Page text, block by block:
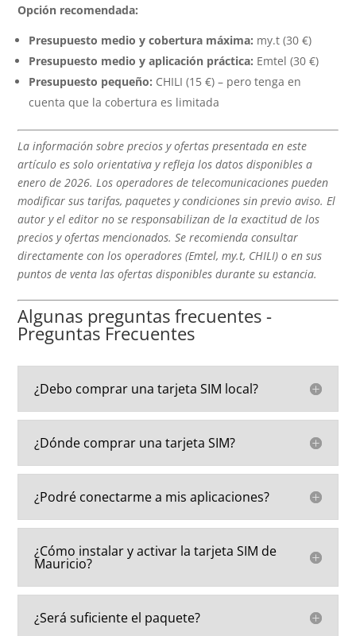
Opción recomendada:
Presupuesto medio y cobertura máxima: my.t (30 €)
Presupuesto medio y aplicación práctica: Emtel (30 €)
Presupuesto pequeño: CHILI (15 €) – pero tenga en
cuenta que la cobertura es limitada
La información sobre precios y ofertas presentada en este
artículo es solo orientativa y refleja los datos disponibles a
enero de 2026. Los operadores de telecomunicaciones pueden
modificar sus tarifas, paquetes y condiciones sin previo aviso. El
autor y el editor no se responsabilizan de la exactitud de los
precios y ofertas mencionados. Se recomienda consultar
directamente con los operadores (Emtel, my.t, CHILI) o en sus
puntos de venta las ofertas disponibles durante su estancia.
Algunas preguntas frecuentes -
Preguntas Frecuentes
¿Debo comprar una tarjeta SIM local?
¿Dónde comprar una tarjeta SIM?
¿Podré conectarme a mis aplicaciones?
¿Cómo instalar y activar la tarjeta SIM de
Mauricio?
¿Será suficiente el paquete?